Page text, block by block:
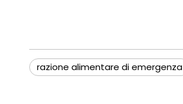
razione alimentare di emergenza